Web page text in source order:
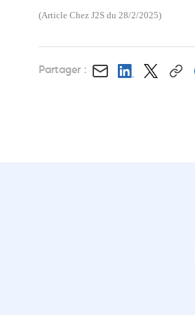
(Article Chez J2S du 28/2/2025)
Partager :